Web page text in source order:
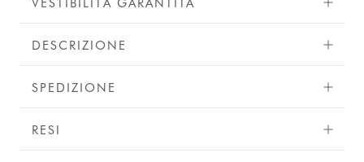
VESTIBILITÀ GARANTITA
DESCRIZIONE
SPEDIZIONE
RESI